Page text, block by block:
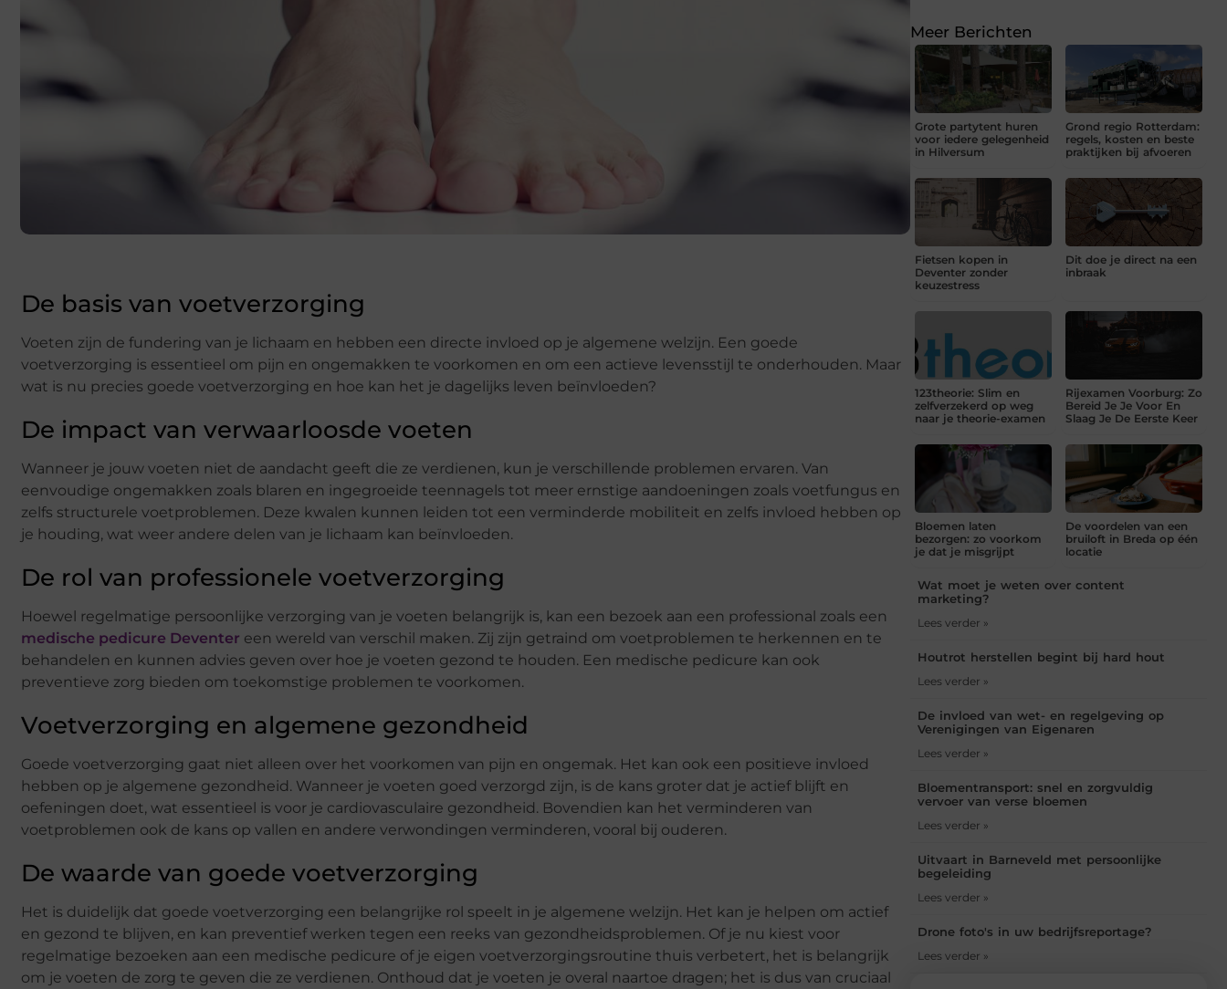
De basis van voetverzorging
Voeten zijn de fundering van je lichaam en hebben een directe invloed op je algemene welzijn. Een goede
voetverzorging is essentieel om pijn en ongemakken te voorkomen en om een actieve levensstijl te onderhouden. Maar
wat is nu precies goede voetverzorging en hoe kan het je dagelijks leven beïnvloeden?
De impact van verwaarloosde voeten
Wanneer je jouw voeten niet de aandacht geeft die ze verdienen, kun je verschillende problemen ervaren. Van
eenvoudige ongemakken zoals blaren en ingegroeide teennagels tot meer ernstige aandoeningen zoals voetfungus en
zelfs structurele voetproblemen. Deze kwalen kunnen leiden tot een verminderde mobiliteit en zelfs invloed hebben op
je houding, wat weer andere delen van je lichaam kan beïnvloeden.
De rol van professionele voetverzorging
Hoewel regelmatige persoonlijke verzorging van je voeten belangrijk is, kan een bezoek aan een professional zoals een
medische pedicure Deventer een wereld van verschil maken. Zij zijn getraind om voetproblemen te herkennen en te
behandelen en kunnen advies geven over hoe je voeten gezond te houden. Een medische pedicure kan ook
preventieve zorg bieden om toekomstige problemen te voorkomen.
Voetverzorging en algemene gezondheid
Goede voetverzorging gaat niet alleen over het voorkomen van pijn en ongemak. Het kan ook een positieve invloed
hebben op je algemene gezondheid. Wanneer je voeten goed verzorgd zijn, is de kans groter dat je actief blijft en
oefeningen doet, wat essentieel is voor je cardiovasculaire gezondheid. Bovendien kan het verminderen van
voetproblemen ook de kans op vallen en andere verwondingen verminderen, vooral bij ouderen.
De waarde van goede voetverzorging
Het is duidelijk dat goede voetverzorging een belangrijke rol speelt in je algemene welzijn. Het kan je helpen om actief
en gezond te blijven, en kan preventief werken tegen een reeks van gezondheidsproblemen. Of je nu kiest voor
regelmatige bezoeken aan een medische pedicure of je eigen voetverzorgingsroutine thuis verbetert, het is belangrijk
om je voeten de zorg te geven die ze verdienen. Onthoud dat je voeten je overal naartoe dragen; het is dus van cruciaal
Meer Berichten
Grote partytent huren
voor iedere gelegenheid
in Hilversum
Grond regio Rotterdam:
regels, kosten en beste
praktijken bij afvoeren
Fietsen kopen in
Deventer zonder
keuzestress
Dit doe je direct na een
inbraak
123theorie: Slim en
zelfverzekerd op weg
naar je theorie-examen
Rijexamen Voorburg: Zo
Bereid Je Je Voor En
Slaag Je De Eerste Keer
Bloemen laten
bezorgen: zo voorkom
je dat je misgrijpt
De voordelen van een
bruiloft in Breda op één
locatie
Wat moet je weten over content
marketing?
Lees verder »
Houtrot herstellen begint bij hard hout
Lees verder »
De invloed van wet- en regelgeving op
Verenigingen van Eigenaren
Lees verder »
Bloementransport: snel en zorgvuldig
vervoer van verse bloemen
Lees verder »
Uitvaart in Barneveld met persoonlijke
begeleiding
Lees verder »
Drone foto's in uw bedrijfsreportage?
Lees verder »